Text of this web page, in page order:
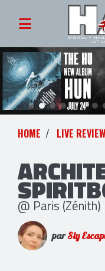
HOME LIVE
@ Paris (Zénith)
parSly